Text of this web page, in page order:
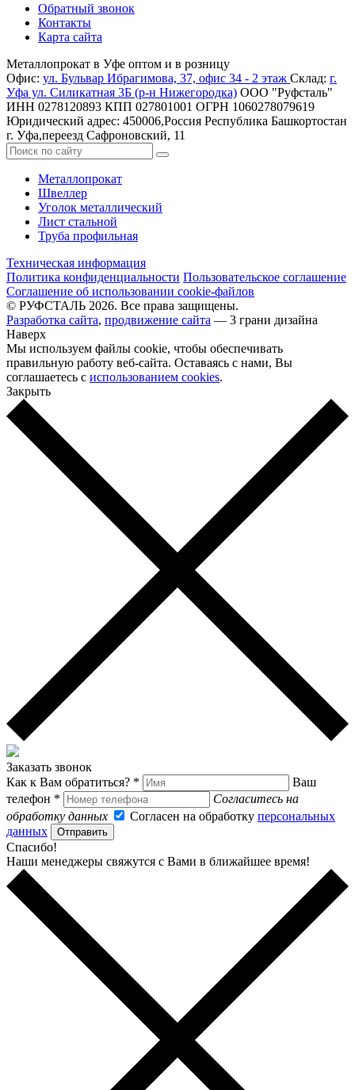
Обратный звонок
Контакты
Карта сайта
Металлопрокат в Уфе оптом и в розницу
Офис: ул. Бульвар Ибрагимова, 37, офис 34 - 2 этаж Склад: г.
Уфа ул. Силикатная 3Б (р-н Нижегородка) ООО "Руфсталь"
ИНН 0278120893 КПП 027801001 ОГРН 1060278079619
Юридический адрес: 450006,Россия Республика Башкортостан
г. Уфа,переезд Сафроновский, 11
Металлопрокат
Швеллер
Уголок металлический
Лист стальной
Труба профильная
Техническая информация
Политика конфиденциальности Пользовательское соглашение
Соглашение об использовании cookie-файлов
© РУФСТАЛЬ 2026. Все права защищены.
Разработка сайта, продвижение сайта — 3 грани дизайна
Наверх
Мы используем файлы cookie, чтобы обеспечивать
правильную работу веб-сайта. Оставаясь с нами, Вы
соглашаетесь с использованием cookies.
Закрыть
Заказать звонок
Как к Вам обратиться? *
Ваш
телефон *
Согласитесь на
обработку данных
Согласен на обработку персональных
данных
Отправить
Спасибо!
Наши менеджеры свяжутся с Вами в ближайшее время!